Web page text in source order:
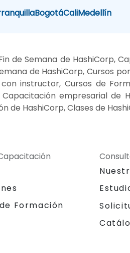
BogotáCaliMedellín
de Semana de HashiCorp,
de HashiCorp, Cursos
instructor, Cursos de
Capacitación empresarial de
de HashiCorp, Clases de
Formación